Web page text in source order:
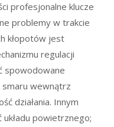
profesjonalne klucze
problemy w trakcie
kłopotów jest
regulacji
spowodowane
wewnątrz
działania. Innym
powietrznego;